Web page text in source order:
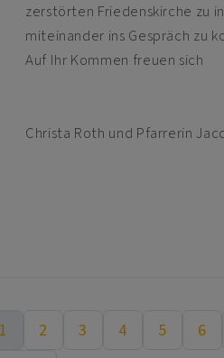
zerstörten Friedenskirche zu
miteinander ins Gespräch zu
Auf Ihr Kommen freuen sich
Christa Roth und Pfarrerin
Aktuelle Seite
1 Seite
2 Seite
3 Seite
4 Seite
5 6